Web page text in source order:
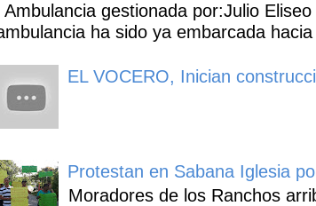
Ambulancia gestionada por:Julio
ha sido ya embarcada hacia
EL VOCERO, Inician
Protestan en Sabana Iglesia
Moradores de los Ranchos